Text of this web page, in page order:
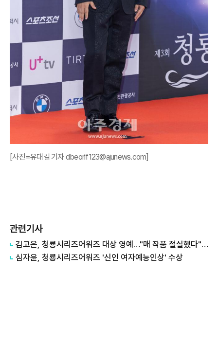
[사진=유대길 기자 dbeorlf123@ajunews.com]
관련기사
김고은, 청룡시리즈어워즈 대상 영예…"매 작품 절실했다" 눈물
심자윤, 청룡시리즈어워즈 '신인 여자예능인상' 수상